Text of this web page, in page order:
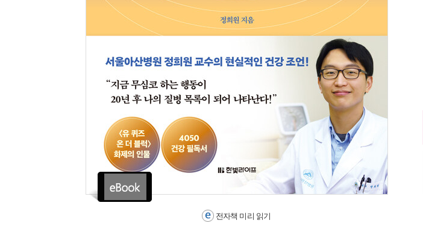
전자책 미리 읽기